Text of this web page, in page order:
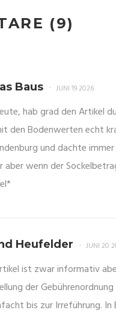
(9)
Baus JUNI 19 2026
hab grad den Artikel
den Bodenwerten echt
und dachte
aber wenn der
Heufelder JUNI 20
ist zwar informativ
der
bis zur Irreführung. In